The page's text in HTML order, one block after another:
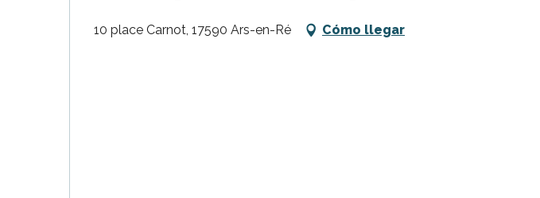
10 place Carnot, 17590 Ars-en-Ré Cómo llegar